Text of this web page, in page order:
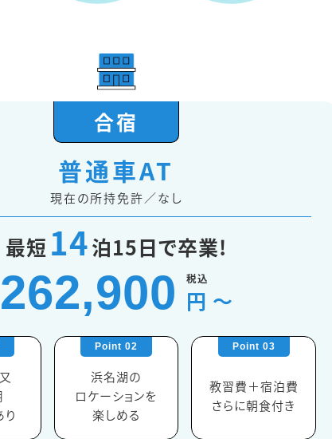
合宿
普通車AT
現在の所持免許／なし
最短 14泊15日で卒業!
262,900 円
税込
〜
浜名湖の
ロケーションを
楽しめる
教習費＋宿泊費
さらに朝食付き